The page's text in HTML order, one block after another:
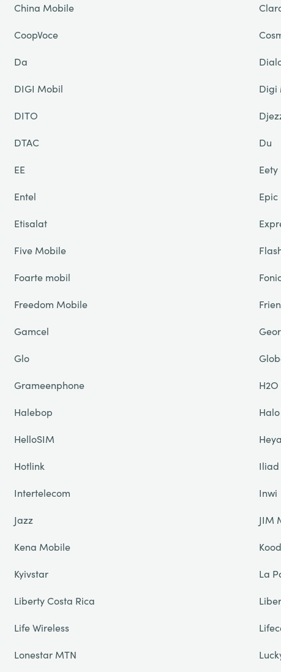
China Mobile
CoopVoce
Da
DIGI Mobil
Digi
DITO
DTAC
Du
EE
Eety
Entel
Epic
Etisalat
Five Mobile
Foarte mobil
Freedom Mobile
Gamcel
Glo
Grameenphone
Halebop
HelloSIM
Hotlink
Iliad
Intertelecom
Inwi
Jazz
JIM
Kena Mobile
Kyivstar
La
Liberty Costa Rica
Life Wireless
Lonestar MTN